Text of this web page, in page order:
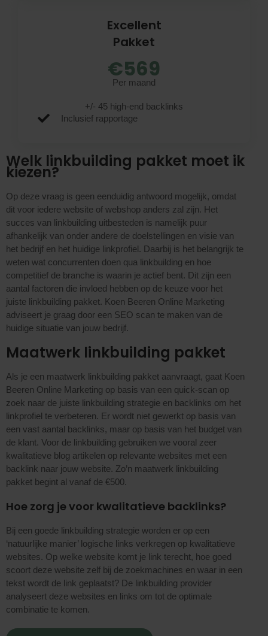
Excellent
Pakket
€569
Per maand
+/- 45 high-end backlinks
Inclusief rapportage
Welk linkbuilding pakket moet ik
kiezen?
Op deze vraag is geen eenduidig antwoord mogelijk, omdat
dit voor iedere website of webshop anders zal zijn. Het
succes van linkbuilding uitbesteden is namelijk puur
afhankelijk van onder andere de doelstellingen en visie van
het bedrijf en het huidige linkprofiel. Daarbij is het belangrijk te
weten wat concurrenten doen qua linkbuilding en hoe
competitief de branche is waarin je actief bent. Dit zijn een
aantal factoren die invloed hebben op de keuze voor het
juiste linkbuilding pakket. Koen Beeren Online Marketing
adviseert je graag door een SEO scan te maken van de
huidige situatie van jouw bedrijf.
Maatwerk linkbuilding pakket
Als je een maatwerk linkbuilding pakket aanvraagt, gaat Koen
Beeren Online Marketing op basis van een quick-scan op
zoek naar de juiste linkbuilding strategie en backlinks om het
linkprofiel te verbeteren. Er wordt niet gewerkt op basis van
een vast aantal backlinks, maar op basis van het budget van
de klant. Voor de linkbuilding gebruiken we vooral zeer
kwalitatieve blog artikelen op relevante websites met een
backlink naar jouw website. Zo’n maatwerk linkbuilding
pakket begint al vanaf de €500.
Hoe zorg je voor kwalitatieve backlinks?
Bij een goede linkbuilding strategie worden er op een
‘natuurlijke manier’ logische links verkregen op kwalitatieve
websites. Op welke website komt je link terecht, hoe goed
scoort deze website zelf bij de zoekmachines en waar in een
tekst wordt de link geplaatst? De linkbuilding provider
analyseert deze websites en links om tot de optimale
combinatie te komen.